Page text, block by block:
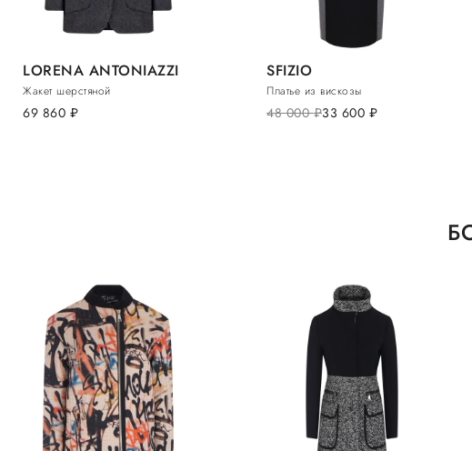
LORENA ANTONIAZZI
Жакет шерстяной
69 860 руб.
SFIZIO
Платье из вискозы
48 000руб.33 600 руб.